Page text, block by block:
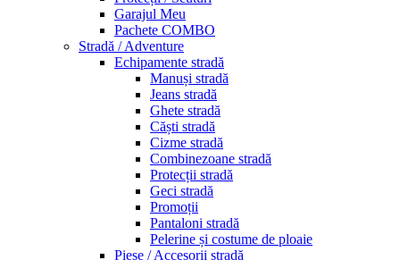
Garajul Meu
Pachete COMBO
Stradă / Adventure
Echipamente stradă
Manuși stradă
Jeans stradă
Ghete stradă
Căști stradă
Cizme stradă
Combinezoane stradă
Protecții stradă
Geci stradă
Promoții
Pantaloni stradă
Pelerine și costume de ploaie
Piese / Accesorii stradă